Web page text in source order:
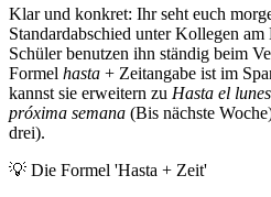
Klar und konkret: Ihr seht euch
Standardabschied unter Kollegen am
Schüler benutzen ihn ständig beim
Formel hasta + Zeitangabe ist im
kannst sie erweitern zu Hasta el lunes
próxima semana (Bis nächste
drei).
💡 Die Formel 'Hasta + Zeit'